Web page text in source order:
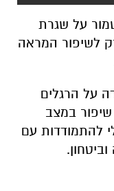
על שגרת
לשיפור המראה
על הרגלים
במצב
להתמודדות עם